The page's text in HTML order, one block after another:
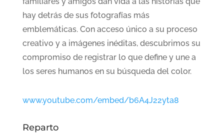
hay detrás de sus fotografías más
emblemáticas. Con acceso único a su proceso
creativo y a imágenes inéditas, descubrimos su
compromiso de registrar lo que define y une a
los seres humanos en su búsqueda del color.
www.youtube.com/embed/b6A4J22yta8
Reparto